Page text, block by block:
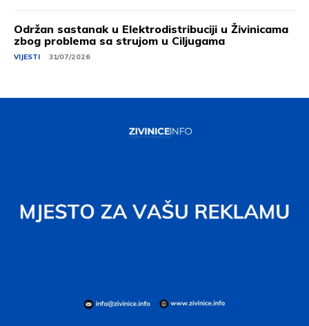
Održan sastanak u Elektrodistribuciji u Živinicama
zbog problema sa strujom u Ciljugama
VIJESTI 31/07/2026